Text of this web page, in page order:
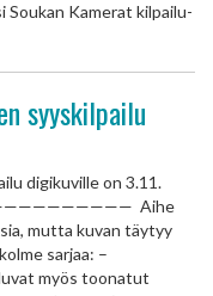
Soukan Kamerat kilpailu-
syyskilpailu
digikuville on 3.11.
Aihe
mutta kuvan täytyy
sarjaa: –
myös toonatut